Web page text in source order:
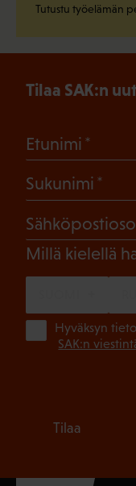
Tutustu työelämän
Tilaa SAK:n
Etunimi
Sukunimi
Millä kielellä
Hyväksyn
SAK:n
Tilaa